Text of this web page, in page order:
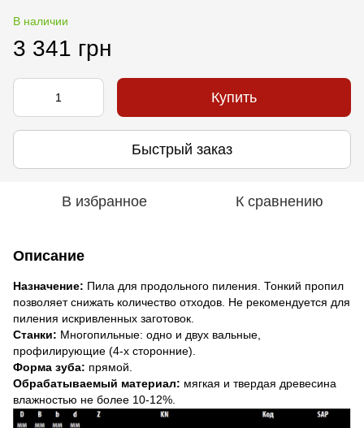
В наличии
3 341 грн
Купить
Быстрый заказ
В избранное К сравнению
Описание
Назначение: Пила для продольного пиления. Тонкий пропил
позволяет снижать количество отходов. Не рекомендуется для
пиления искривленных заготовок.
Станки: Многопильные: одно и двух вальные,
профилирующие (4-х сторонние).
Форма зуба: прямой.
Обрабатываемый материал: мягкая и твердая древесина
влажностью не более 10-12%.